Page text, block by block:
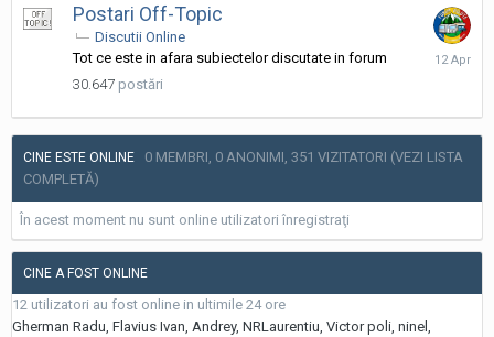
Postari Off-Topic
Discutii Online
Tot ce este in afara subiectelor discutate in forum
30.647 postări
12
CINE ESTE ONLINE 0 MEMBRI, 0 ANONIMI, 351 VIZITATORI (VEZI LISTA
COMPLETĂ)
În acest moment nu sunt online utilizatori înregistraţi
CINE A FOST ONLINE
12 utilizatori au fost online in ultimile 24 ore
Gherman Radu Flavius Ivan Andrey NRLaurentiu Victor poli ninel